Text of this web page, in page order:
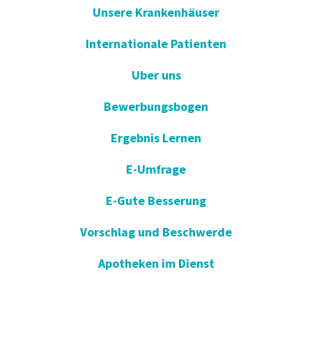
Unsere Krankenhäuser
Internationale Patienten
Uber uns
Bewerbungsbogen
Ergebnis Lernen
E-Umfrage
E-Gute Besserung
Vorschlag und Beschwerde
Apotheken im Dienst